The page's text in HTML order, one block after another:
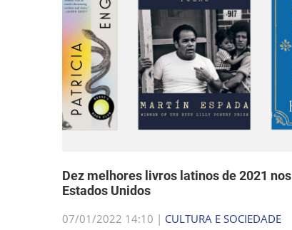
Dez melhores livros latinos de 2021 nos
Estados Unidos
07/01/2022 14:10 | CULTURA E SOCIEDADE